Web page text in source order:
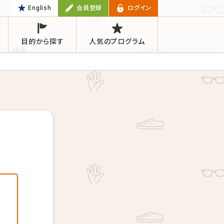
English 会員登録 ログイン
目的から探す 人気のプログラム